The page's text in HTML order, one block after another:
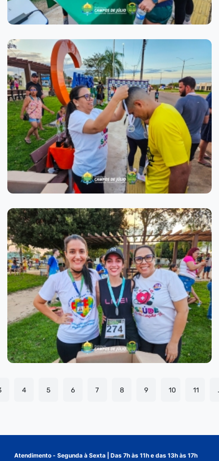
4 5 6 7 8 9 10 11
Atendimento - Segunda à Sexta | Das 7h às 11h e das 13h às 17h